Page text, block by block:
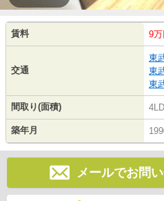
賃料 9万
交通
東
東
東
間取り(面積)
築年月
メールでお問